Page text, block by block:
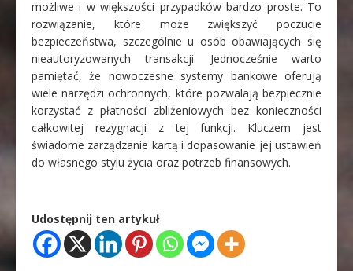
możliwe i w większości przypadków bardzo proste. To
rozwiązanie, które może zwiększyć poczucie
bezpieczeństwa, szczególnie u osób obawiających się
nieautoryzowanych transakcji. Jednocześnie warto
pamiętać, że nowoczesne systemy bankowe oferują
wiele narzędzi ochronnych, które pozwalają bezpiecznie
korzystać z płatności zbliżeniowych bez konieczności
całkowitej rezygnacji z tej funkcji. Kluczem jest
świadome zarządzanie kartą i dopasowanie jej ustawień
do własnego stylu życia oraz potrzeb finansowych.
Udostępnij ten artykuł